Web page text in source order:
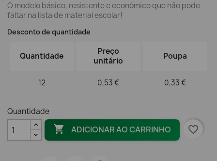
O modelo básico, resistente e económico que não pode
faltar na lista de material escolar!
Desconto de quantidade
Quantidade
Preço
unitário
Poupa
12 0,53 € 0,33 €
Quantidade
 ADICIONAR AO CARRINHO favorite_border